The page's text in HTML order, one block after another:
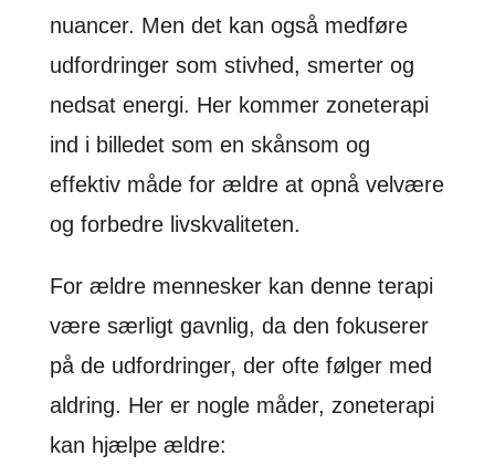
nuancer. Men det kan også medføre
udfordringer som stivhed, smerter og
nedsat energi. Her kommer zoneterapi
ind i billedet som en skånsom og
effektiv måde for ældre at opnå velvære
og forbedre livskvaliteten.
For ældre mennesker kan denne terapi
være særligt gavnlig, da den fokuserer
på de udfordringer, der ofte følger med
aldring. Her er nogle måder, zoneterapi
kan hjælpe ældre: